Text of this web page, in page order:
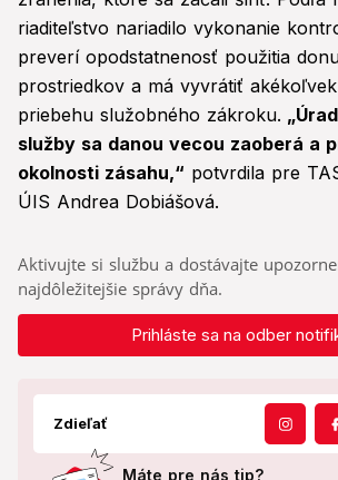
riaditeľstvo nariadilo vykonanie
preverí opodstatnenosť použitia
prostriedkov a má vyvrátiť
priebehu služobného zákroku.
služby sa danou vecou zaoberá a
okolnosti zásahu,“ potvrdila pre
ÚIS Andrea Dobiášová.
Aktivujte si službu a dostávajte
najdôležitejšie správy dňa.
Prihláste sa na odber
Zdieľať
Máte pre nás tip?